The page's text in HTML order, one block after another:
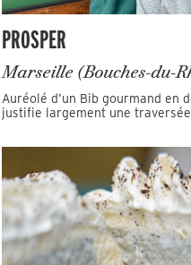
PROSPER
Marseille (Bouches-du-
Auréolé d’un Bib gourmand en
justifie largement une traversée